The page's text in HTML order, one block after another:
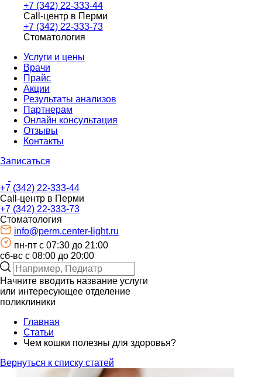
+7 (342) 22-333-44
Call-центр в Перми
+7 (342) 22-333-73
Стоматология
Услуги и цены
Врачи
Прайс
Акции
Результаты анализов
Партнерам
Онлайн консультация
Отзывы
Контакты
Записаться
+7 (342) 22-333-44
Call-центр в Перми
+7 (342) 22-333-73
Стоматология
info@perm.center-light.ru
пн-пт c 07:30 до 21:00
сб-вс с 08:00 до 20:00
Начните вводить название услуги
или интересующее отделение
поликлиники
Главная
Статьи
Чем кошки полезны для здоровья?
Вернуться к списку статей